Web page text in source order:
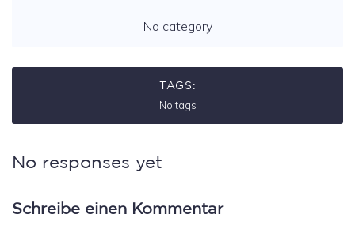
No category
TAGS:
No tags
No responses yet
Schreibe einen Kommentar